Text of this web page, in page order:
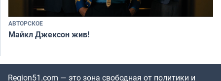
АВТОРСКОЕ
Майкл Джексон жив!
Region51.com — это зона свободная от политики и